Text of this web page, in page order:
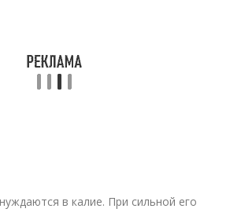
в калие. При сильной его